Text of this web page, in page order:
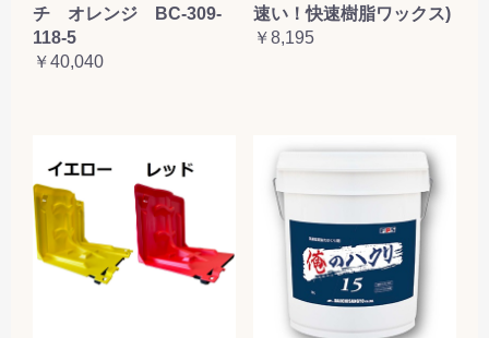
チ オレンジ BC-309-
118-5
￥40,040
速い！快速樹脂ワックス)
￥8,195